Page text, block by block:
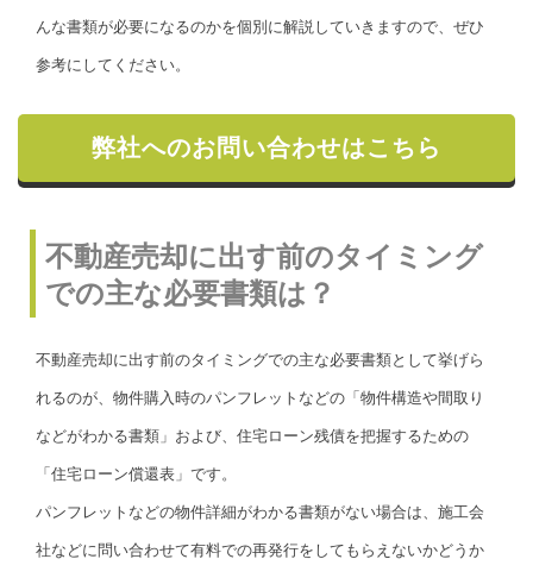
んな書類が必要になるのかを個別に解説していきますので、ぜひ
参考にしてください。
弊社へのお問い合わせはこちら
不動産売却に出す前のタイミング
での主な必要書類は？
不動産売却に出す前のタイミングでの主な必要書類として挙げら
れるのが、物件購入時のパンフレットなどの「物件構造や間取り
などがわかる書類」および、住宅ローン残債を把握するための
「住宅ローン償還表」です。
パンフレットなどの物件詳細がわかる書類がない場合は、施工会
社などに問い合わせて有料での再発行をしてもらえないかどうか